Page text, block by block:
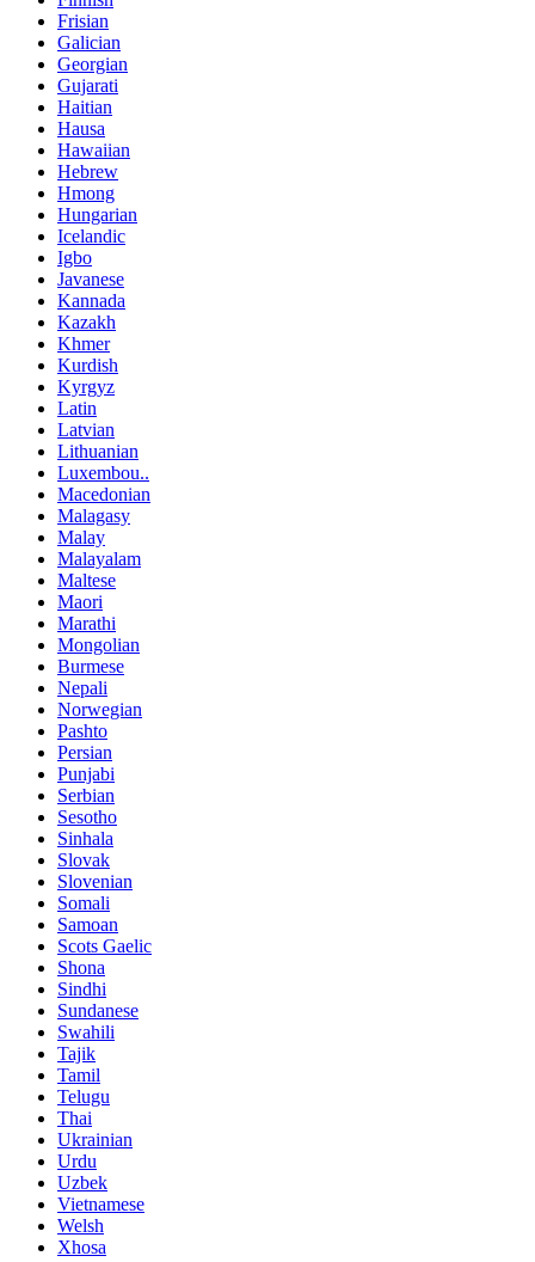
Frisian
Galician
Georgian
Gujarati
Haitian
Hausa
Hawaiian
Hebrew
Hmong
Hungarian
Icelandic
Igbo
Javanese
Kannada
Kazakh
Khmer
Kurdish
Kyrgyz
Latin
Latvian
Lithuanian
Luxembou..
Macedonian
Malagasy
Malay
Malayalam
Maltese
Maori
Marathi
Mongolian
Burmese
Nepali
Norwegian
Pashto
Persian
Punjabi
Serbian
Sesotho
Sinhala
Slovak
Slovenian
Somali
Samoan
Scots Gaelic
Shona
Sindhi
Sundanese
Swahili
Tajik
Tamil
Telugu
Thai
Ukrainian
Urdu
Uzbek
Vietnamese
Welsh
Xhosa